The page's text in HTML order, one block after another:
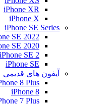
iPhone XR
iPhone X
iPhone SE Series
iPhone SE 2022
iPhone SE 2020
iPhone SE 2
iPhone SE
آیفون های قدیمی
iPhone 8 Plus
iPhone 8
iPhone 7 Plus